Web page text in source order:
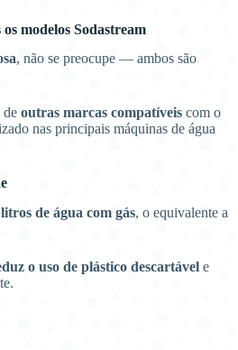
modelos Sodastream
, não se preocupe — ambos são
de outras marcas compatíveis com o
nas principais máquinas de água
de água com gás, o equivalente a
o uso de plástico descartável e